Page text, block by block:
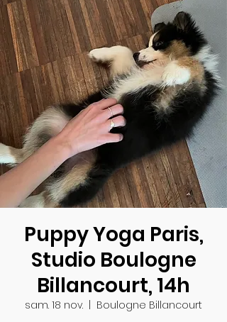
Puppy Yoga Paris,
Studio Boulogne
Billancourt, 14h
sam. 18 nov.
  |
Boulogne Billancourt